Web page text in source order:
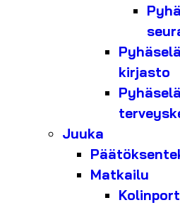
kirjasto
Juuka
Matkailu